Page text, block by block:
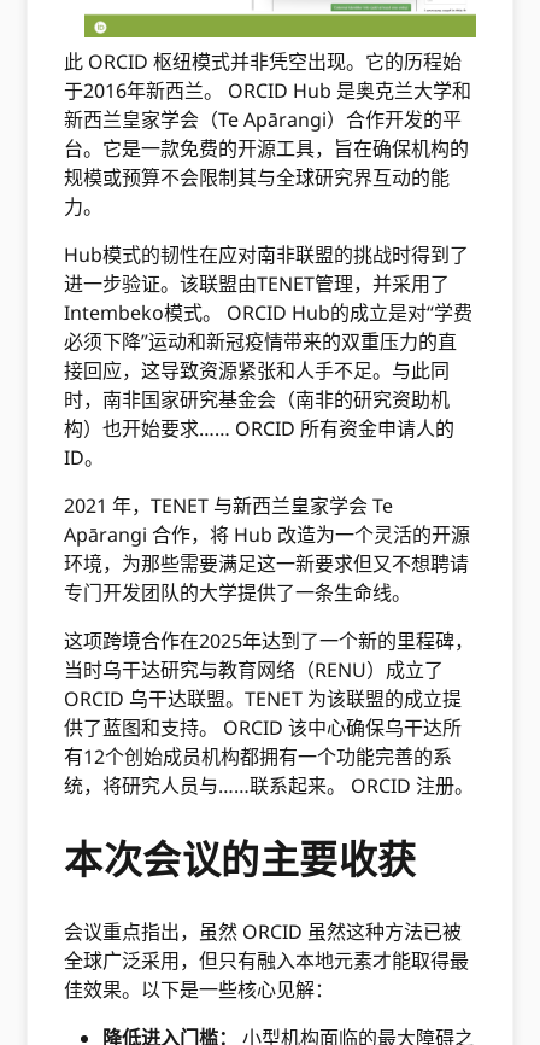
此 ORCID 枢纽模式并非凭空出现。它的历程始
于2016年新西兰。 ORCID Hub 是奥克兰大学和
新西兰皇家学会（Te Apārangi）合作开发的平
台。它是一款免费的开源工具，旨在确保机构的
规模或预算不会限制其与全球研究界互动的能
力。
Hub模式的韧性在应对南非联盟的挑战时得到了
进一步验证。该联盟由TENET管理，并采用了
Intembeko模式。 ORCID Hub的成立是对“学费
必须下降”运动和新冠疫情带来的双重压力的直
接回应，这导致资源紧张和人手不足。与此同
时，南非国家研究基金会（南非的研究资助机
构）也开始要求…… ORCID 所有资金申请人的
ID。
2021 年，TENET 与新西兰皇家学会 Te
Apārangi 合作，将 Hub 改造为一个灵活的开源
环境，为那些需要满足这一新要求但又不想聘请
专门开发团队的大学提供了一条生命线。
这项跨境合作在2025年达到了一个新的里程碑，
当时乌干达研究与教育网络（RENU）成立了
ORCID 乌干达联盟。TENET 为该联盟的成立提
供了蓝图和支持。 ORCID 该中心确保乌干达所
有12个创始成员机构都拥有一个功能完善的系
统，将研究人员与……联系起来。 ORCID 注册。
本次会议的主要收获
会议重点指出，虽然 ORCID 虽然这种方法已被
全球广泛采用，但只有融入本地元素才能取得最
佳效果。以下是一些核心见解：
降低进入门槛：小型机构面临的最大障碍之